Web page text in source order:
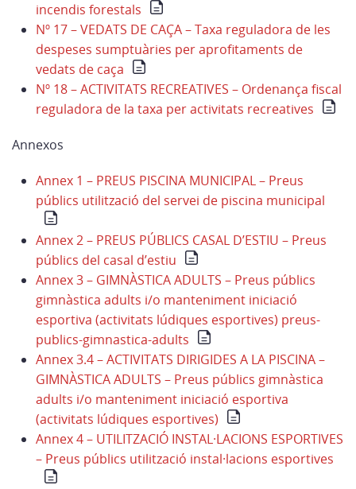
incendis forestals
Nº 17 – VEDATS DE CAÇA – Taxa reguladora de les
despeses sumptuàries per aprofitaments de
vedats de caça
Nº 18 – ACTIVITATS RECREATIVES – Ordenança fiscal
reguladora de la taxa per activitats recreatives
Annexos
Annex 1 – PREUS PISCINA MUNICIPAL – Preus
públics utilització del servei de piscina municipal
Annex 2 – PREUS PÚBLICS CASAL D’ESTIU – Preus
públics del casal d’estiu
Annex 3 – GIMNÀSTICA ADULTS – Preus públics
gimnàstica adults i/o manteniment iniciació
esportiva (activitats lúdiques esportives) preus-
publics-gimnastica-adults
Annex 3.4 – ACTIVITATS DIRIGIDES A LA PISCINA –
GIMNÀSTICA ADULTS – Preus públics gimnàstica
adults i/o manteniment iniciació esportiva
(activitats lúdiques esportives)
Annex 4 – UTILITZACIÓ INSTAL·LACIONS ESPORTIVES
– Preus públics utilització instal·lacions esportives